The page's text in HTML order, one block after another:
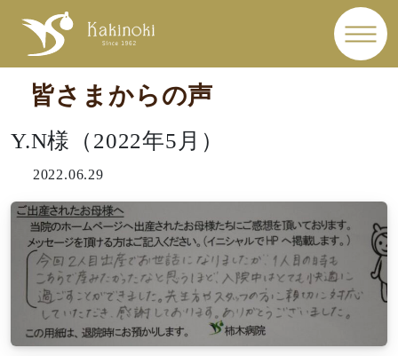
皆さまからの声
Y.N様（2022年5月）
2022.06.29